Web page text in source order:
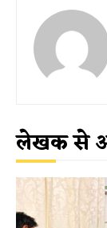
लेखक से